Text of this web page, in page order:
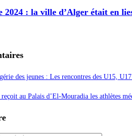
2024 : la ville d’Alger était en
des jeunes : Les rencontres des U15,
au Palais d’El-Mouradia les athlètes